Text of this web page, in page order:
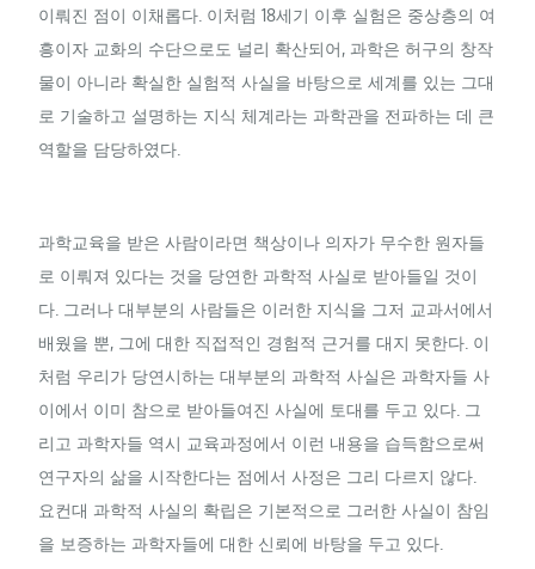
이뤄진 점이 이채롭다. 이처럼 18세기 이후 실험은 중상층의 여
흥이자 교화의 수단으로도 널리 확산되어, 과학은 허구의 창작
물이 아니라 확실한 실험적 사실을 바탕으로 세계를 있는 그대
로 기술하고 설명하는 지식 체계라는 과학관을 전파하는 데 큰
역할을 담당하였다.
과학교육을 받은 사람이라면 책상이나 의자가 무수한 원자들
로 이뤄져 있다는 것을 당연한 과학적 사실로 받아들일 것이
다. 그러나 대부분의 사람들은 이러한 지식을 그저 교과서에서
배웠을 뿐, 그에 대한 직접적인 경험적 근거를 대지 못한다. 이
처럼 우리가 당연시하는 대부분의 과학적 사실은 과학자들 사
이에서 이미 참으로 받아들여진 사실에 토대를 두고 있다. 그
리고 과학자들 역시 교육과정에서 이런 내용을 습득함으로써
연구자의 삶을 시작한다는 점에서 사정은 그리 다르지 않다.
요컨대 과학적 사실의 확립은 기본적으로 그러한 사실이 참임
을 보증하는 과학자들에 대한 신뢰에 바탕을 두고 있다.